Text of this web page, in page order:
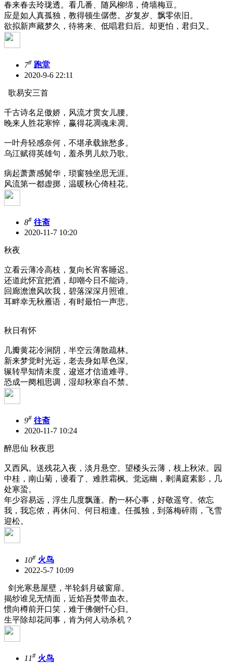
春来春去玲珑透。看几番、随风柳绵，倚墙梅豆。
应是如人真孤独，教得顿生僝僽。岁复岁、飘零依旧。
欲拟新声藏梦久，待将来、低唱君归后。却更怕，君归又。
7# 跑堂
2020-9-6 22:11
歌易安三首
千古诗名足傲娇，风流才贯女儿腰。
晚来人胜花寒悴，赢得花凋魂未凋。
一叶舟轻感奈何，不堪承载旅愁多。
乌江赋得英雄句，羞杀男儿欸乃歌。
病起萧萧感鬓华，琐窗独坐思无涯。
风流第一都虚掷，温暖秋心倚桂花。
8# 往斋
2020-11-7 10:20
秋夜
立看云薄冷高枝，复向长宵客睡迟。
还道此怀宜把酒，却嘲今日不能诗。
回廊澹澹风吹我，碧落深深月照谁。
耳畔幸无秋雁语，有时最怕一声悲。
秋日有怀
几瓣黄花冷涧阴，半空云薄散疏林。
新来梦觉时光远，老去身如草色深。
辗转早知情未度，逡巡才信道难寻。
恐成一阕相思调，湿却秋寒自不禁。
9# 往斋
2020-11-7 10:24
醉思仙 秋夜思
又西风。送残花入夜，淡月悬空。望楼头云薄，枝上秋浓。园
中桂，南山菊，谩看了、难胜霜枫。觉远幽，剩满庭素影，几
处寒蛩。
年少容易远，浮生几度飘蓬。酌一杯心事，好敬遥穹。侬忘
我，我忘侬，再休问、何日相逢。任孤独，到落梅碎雨，飞雪
迎松。
10# 火鸟
2022-5-7 10:09
剑光寒悬屋壁，半轮斜月破窗扉。
揭纱谁见无情面，近焰吾焚带血衣。
惯向樽前开口笑，难于佛侧忏心归。
生平除却花间事，肯为何人动杀机？
11# 火鸟